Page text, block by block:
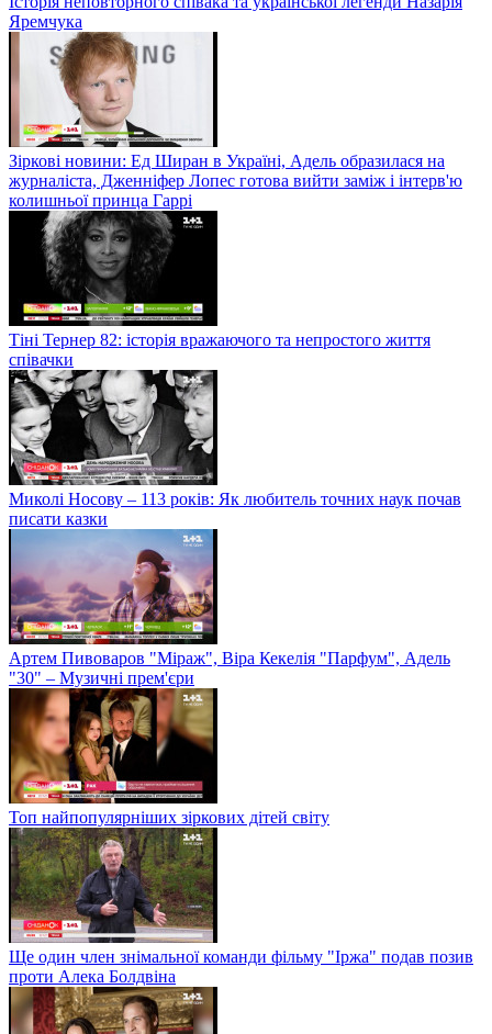
Яремчука
Зіркові новини: Ед Ширан в Україні, Адель образилася на
журналіста, Дженніфер Лопес готова вийти заміж і інтерв'ю
колишньої принца Гаррі
Тіні Тернер 82: історія вражаючого та непростого життя
співачки
Миколі Носову – 113 років: Як любитель точних наук почав
писати казки
Артем Пивоваров "Міраж", Віра Кекелія "Парфум", Адель
"30" – Музичні прем'єри
Топ найпопулярніших зіркових дітей світу
Ще один член знімальної команди фільму "Іржа" подав позив
проти Алека Болдвіна